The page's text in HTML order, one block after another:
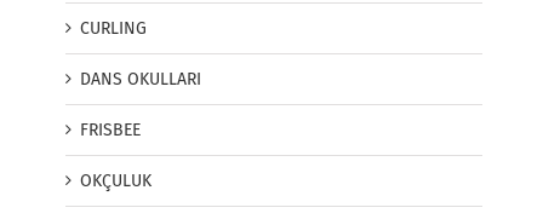
CURLING
DANS OKULLARI
FRISBEE
OKÇULUK